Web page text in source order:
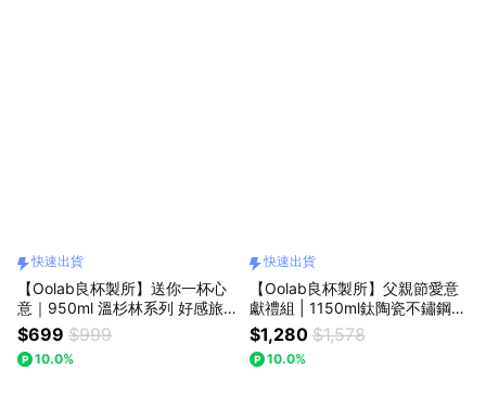
快速出貨
【Oolab良杯製所】送你一杯心
意｜950ml 溫杉林系列 好感旅
行保溫瓶🚚快速出貨
$699 $999
10.0%
快速出貨
【Oolab良杯製所】父親節愛意
獻禮組 | 1150ml鈦陶瓷不鏽鋼隨
行手把杯 刺繡愛心吊飾🚗快速出
貨
$1,280 $1,578
10.0%